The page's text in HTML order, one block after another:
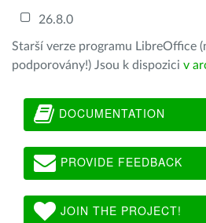
26.8.0
Starší verze programu LibreOffice
podporovány!) Jsou k dispozici v
DOCUMENTATION
PROVIDE FEEDBACK
JOIN THE PROJECT!